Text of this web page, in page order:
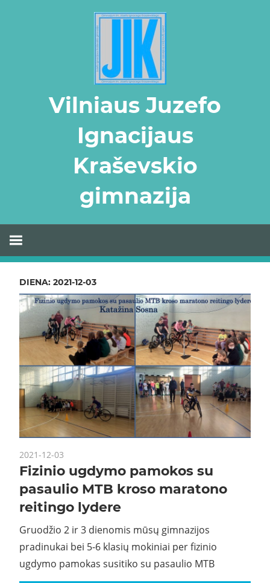
Vilniaus Juzefo
Ignacijaus
Kraševskio
gimnazija
DIENA: 2021-12-03
2021-12-03
Fizinio ugdymo pamokos su
pasaulio MTB kroso maratono
reitingo lydere
Gruodžio 2 ir 3 dienomis mūsų gimnazijos
pradinukai bei 5-6 klasių mokiniai per fizinio
ugdymo pamokas susitiko su pasaulio MTB